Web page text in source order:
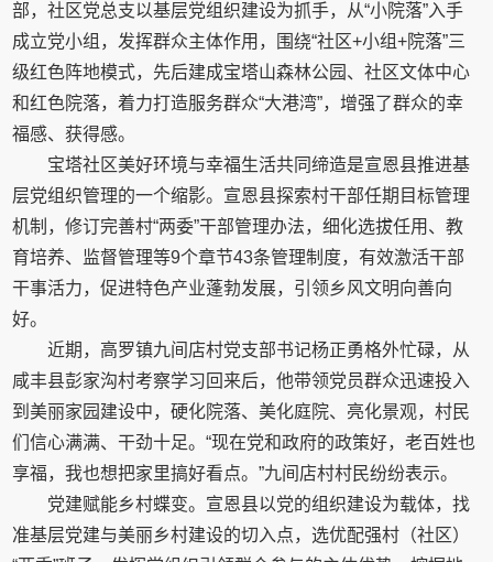
部，社区党总支以基层党组织建设为抓手，从“小院落”入手
成立党小组，发挥群众主体作用，围绕“社区+小组+院落”三
级红色阵地模式，先后建成宝塔山森林公园、社区文体中心
和红色院落，着力打造服务群众“大港湾”，增强了群众的幸
福感、获得感。
宝塔社区美好环境与幸福生活共同缔造是宣恩县推进基
层党组织管理的一个缩影。宣恩县探索村干部任期目标管理
机制，修订完善村“两委”干部管理办法，细化选拔任用、教
育培养、监督管理等9个章节43条管理制度，有效激活干部
干事活力，促进特色产业蓬勃发展，引领乡风文明向善向
好。
近期，高罗镇九间店村党支部书记杨正勇格外忙碌，从
咸丰县彭家沟村考察学习回来后，他带领党员群众迅速投入
到美丽家园建设中，硬化院落、美化庭院、亮化景观，村民
们信心满满、干劲十足。“现在党和政府的政策好，老百姓也
享福，我也想把家里搞好看点。”九间店村村民纷纷表示。
党建赋能乡村蝶变。宣恩县以党的组织建设为载体，找
准基层党建与美丽乡村建设的切入点，选优配强村（社区）